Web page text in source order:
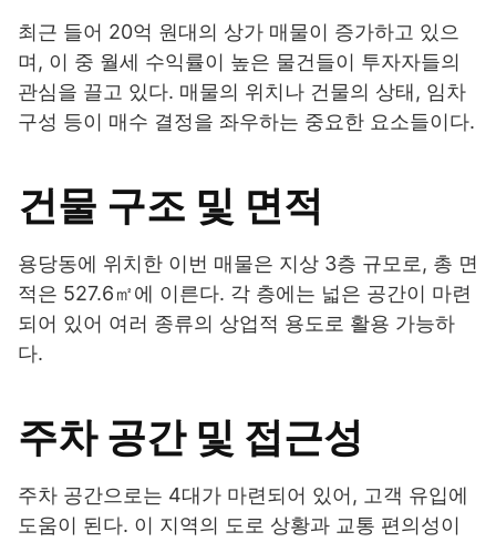
최근 들어 20억 원대의 상가 매물이 증가하고 있으
며, 이 중 월세 수익률이 높은 물건들이 투자자들의
관심을 끌고 있다. 매물의 위치나 건물의 상태, 임차
구성 등이 매수 결정을 좌우하는 중요한 요소들이다.
건물 구조 및 면적
용당동에 위치한 이번 매물은 지상 3층 규모로, 총 면
적은 527.6㎡에 이른다. 각 층에는 넓은 공간이 마련
되어 있어 여러 종류의 상업적 용도로 활용 가능하
다.
주차 공간 및 접근성
주차 공간으로는 4대가 마련되어 있어, 고객 유입에
도움이 된다. 이 지역의 도로 상황과 교통 편의성이